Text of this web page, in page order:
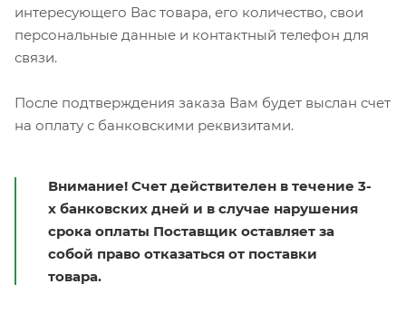
интересующего Вас товара, его количество, свои
персональные данные и контактный телефон для
связи.
После подтверждения заказа Вам будет выслан счет
на оплату с банковскими реквизитами.
Внимание! Счет действителен в течение 3-
х банковских дней и в случае нарушения
срока оплаты Поставщик оставляет за
собой право отказаться от поставки
товара.